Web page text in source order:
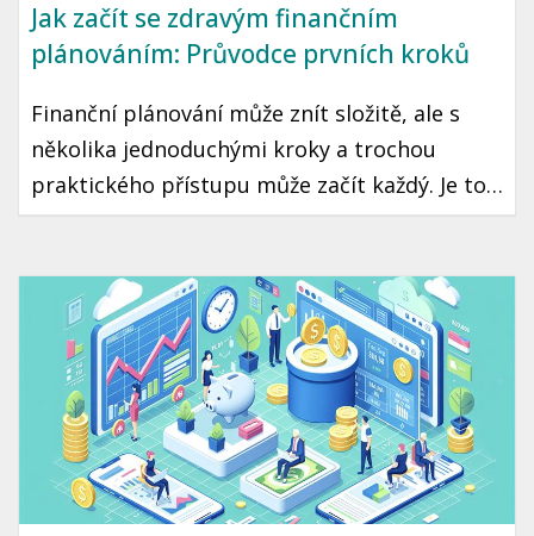
Jak začít se zdravým finančním
plánováním: Průvodce prvních kroků
Finanční plánování může znít složitě, ale s
několika jednoduchými kroky a trochou
praktického přístupu může začít každý. Je to
cesta ke klidné a stabilní budoucnosti, kde
Připravili jsme pro vás průvodce, který vám
pomůže začít se zdravým finančním
plánováním.